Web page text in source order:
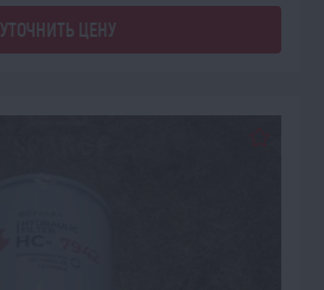
УТОЧНИТЬ ЦЕНУ